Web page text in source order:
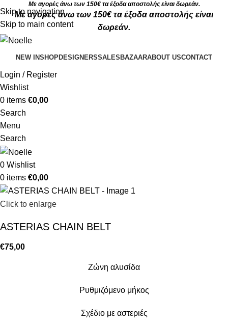
Skip to navigation
Skip to main content
Με αγορές άνω των 150€ τα έξοδα αποστολής είναι δωρεάν.
Με αγορές άνω των 150€ τα έξοδα αποστολής είναι
δωρεάν.
NEW INSHOPDESIGNERSSALES BAZAARABOUT USCONTACT
Login / Register
Wishlist
0 items €0,00
Search
Menu
Search
0 Wishlist
0 items €0,00
Click to enlarge
ASTERIAS CHAIN BELT
€75,00
Ζώνη αλυσίδα
Ρυθμιζόμενο μήκος
Σχέδιο με αστεριές